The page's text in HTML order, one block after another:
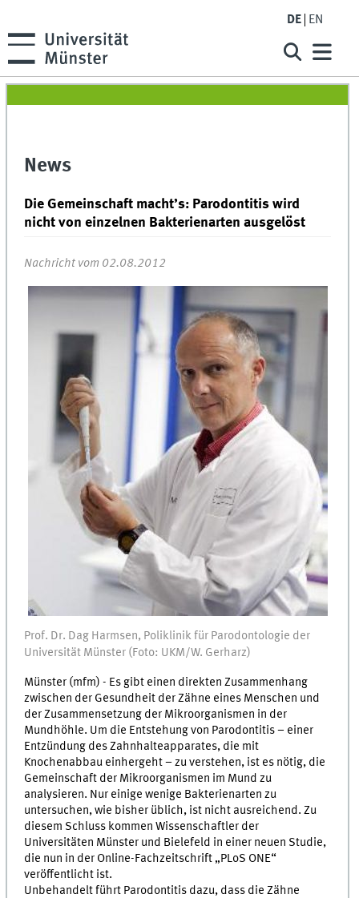
DE EN
News
Die Gemeinschaft macht’s: Parodontitis wird
nicht von einzelnen Bakterienarten ausgelöst
Nachricht vom 02.08.2012
Prof. Dr. Dag Harmsen, Poliklinik für Parodontologie der
Universität Münster (Foto: UKM/W. Gerharz)
Münster (mfm) - Es gibt einen direkten Zusammenhang
zwischen der Gesundheit der Zähne eines Menschen und
der Zusammensetzung der Mikroorganismen in der
Mundhöhle. Um die Entstehung von Parodontitis – einer
Entzündung des Zahnhalteapparates, die mit
Knochenabbau einhergeht – zu verstehen, ist es nötig, die
Gemeinschaft der Mikroorganismen im Mund zu
analysieren. Nur einige wenige Bakterienarten zu
untersuchen, wie bisher üblich, ist nicht ausreichend. Zu
diesem Schluss kommen Wissenschaftler der
Universitäten Münster und Bielefeld in einer neuen Studie,
die nun in der Online-Fachzeitschrift „PLoS ONE“
veröffentlicht ist.
Unbehandelt führt Parodontitis dazu, dass die Zähne